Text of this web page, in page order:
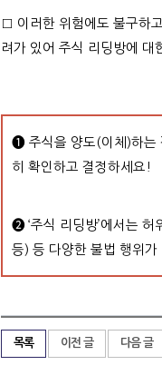
□ 이러한 위험에도 불구하
려가 있어 주식 리딩방에 대
➊ 주식을 양도(이체)하는
히 확인하고 결정하세요!
❷ ‘주식 리딩방’에서는
등) 등 다양한 불법 행위
목록 이전 글 다음 글